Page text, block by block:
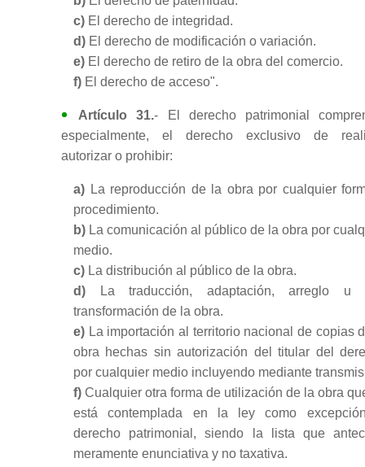
c) El derecho de integridad.
d) El derecho de modificación o variación.
e) El derecho de retiro de la obra del comercio.
f) El derecho de acceso".
Artículo 31.- El derecho patrimonial
especialmente, el derecho exclusivo de
autorizar o prohibir:
a) La reproducción de la obra por cualquier
procedimiento.
b) La comunicación al público de la obra por
medio.
c) La distribución al público de la obra.
d) La traducción, adaptación, arreglo u
transformación de la obra.
e) La importación al territorio nacional de copias
obra hechas sin autorización del titular del
por cualquier medio incluyendo mediante
f) Cualquier otra forma de utilización de la obra
está contemplada en la ley como
derecho patrimonial, siendo la lista que
meramente enunciativa y no taxativa.